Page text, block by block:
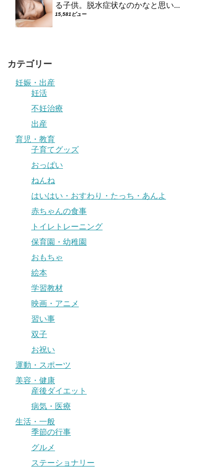
る子供。脱水症状なのかなと思い...
15,581ビュー
カテゴリー
妊娠・出産
妊活
不妊治療
出産
育児・教育
子育てグッズ
おっぱい
ねんね
はいはい・おすわり・たっち・あんよ
赤ちゃんの食事
トイレトレーニング
保育園・幼稚園
おもちゃ
絵本
学習教材
映画・アニメ
習い事
双子
お祝い
運動・スポーツ
美容・健康
産後ダイエット
病気・医療
生活・一般
季節の行事
グルメ
ステーショナリー